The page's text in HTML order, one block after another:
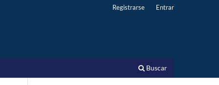
Buscar
Registrarse Entrar